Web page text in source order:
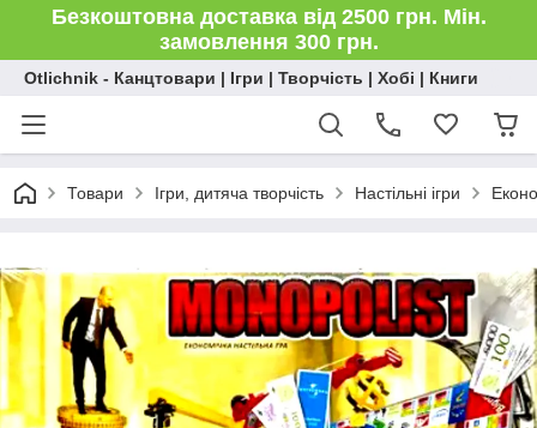
Безкоштовна доставка від 2500 грн. Мін.
замовлення 300 грн.
Otlichnik - Канцтовари | Ігри | Творчість | Хобі | Книги
Товари Ігри, дитяча творчість Настільні ігри